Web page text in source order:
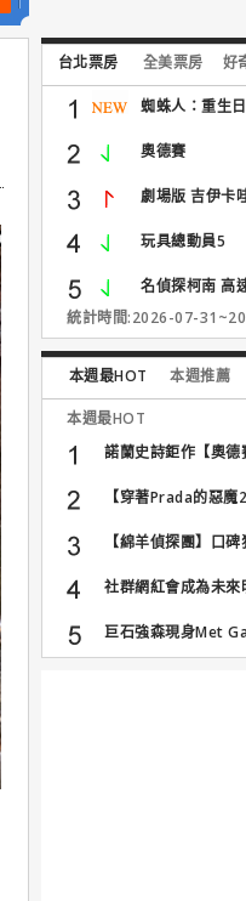
台北票房 全美票房 好
蜘蛛人：重生日
奧德賽
劇場版 吉伊卡
玩具總動員5
名偵探柯南 高
統計時間:2026-07-
本週最HOT 本週推薦
本週最HOT
諾蘭史詩鉅作【奧德
【穿著Prada的惡魔
【綿羊偵探團】口
社群網紅會成為未來
巨石強森現身Met
子...